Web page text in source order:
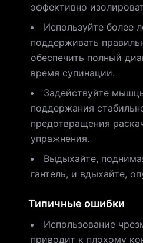
эффективно
Используйте более
поддерживать
обеспечить полный
время супинации.
Задействуйте
поддержания
предотвращения
упражнения.
Выдыхайте,
гантель, и вдыхайте,
Типичные ошибки
Использование
приводит к плохому